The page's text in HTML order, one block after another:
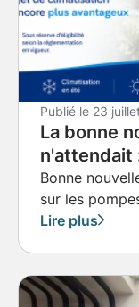
Publié le 23
La bonne
n'attendait
les
Obernai,
Bonne
sur les
Découvrez
tout le Bas-
Lire plus